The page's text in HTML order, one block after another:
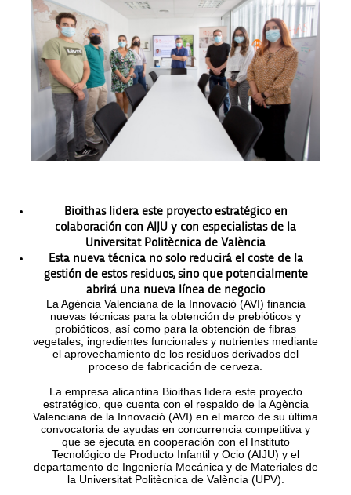
Bioithas lidera este proyecto estratégico en
colaboración con AIJU y con especialistas de la
Universitat Politècnica de València
Esta nueva técnica no solo reducirá el coste de la
gestión de estos residuos, sino que potencialmente
abrirá una nueva línea de negocio
La Agència Valenciana de la Innovació (AVI) financia
nuevas técnicas para la obtención de prebióticos y
probióticos, así como para la obtención de fibras
vegetales, ingredientes funcionales y nutrientes mediante
el aprovechamiento de los residuos derivados del
proceso de fabricación de cerveza.
La empresa alicantina Bioithas lidera este proyecto
estratégico, que cuenta con el respaldo de la Agència
Valenciana de la Innovació (AVI) en el marco de su última
convocatoria de ayudas en concurrencia competitiva y
que se ejecuta en cooperación con el Instituto
Tecnológico de Producto Infantil y Ocio (AIJU) y el
departamento de Ingeniería Mecánica y de Materiales de
la Universitat Politècnica de València (UPV).